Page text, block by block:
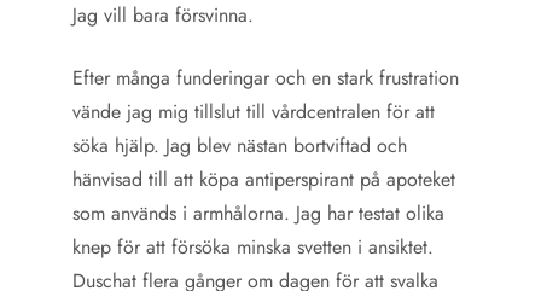
Jag vill bara försvinna.
Efter många funderingar och en stark frustration
vände jag mig tillslut till vårdcentralen för att
söka hjälp. Jag blev nästan bortviftad och
hänvisad till att köpa antiperspirant på apoteket
som används i armhålorna. Jag har testat olika
knep för att försöka minska svetten i ansiktet.
Duschat flera gånger om dagen för att svalka